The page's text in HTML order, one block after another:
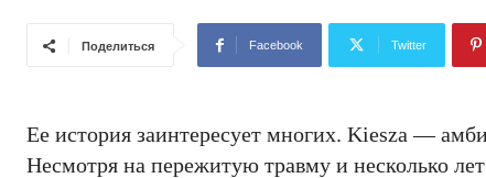
Поделиться Facebook Twitter
Ее история заинтересует многих. Kiesza —
Несмотря на пережитую травму и несколько